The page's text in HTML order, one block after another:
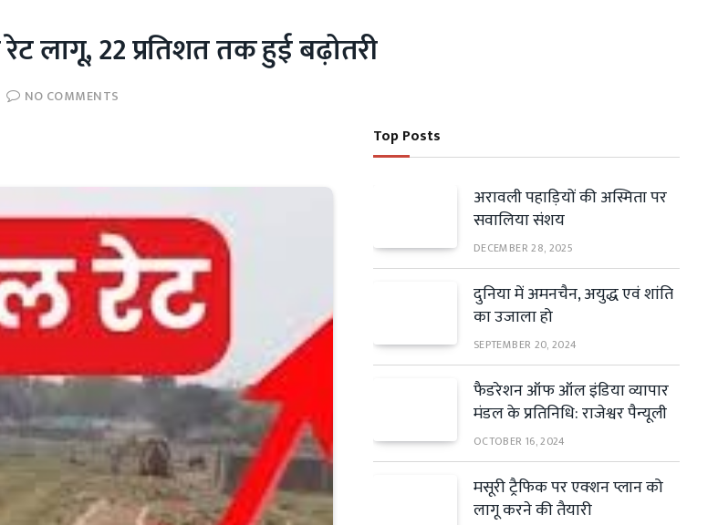
लागू, 22 प्रतिशत तक हुई बढ़ोतरी
NO COMMENTS
Top Posts
अरावली पहाड़ियों की अस्मिता पर
सवालिया संशय
DECEMBER 28, 2025
दुनिया में अमनचैन, अयुद्ध एवं शांति
का उजाला हो
SEPTEMBER 20, 2024
फैडरेशन ऑफ ऑल इंडिया व्यापार
मंडल के प्रतिनिधि: राजेश्वर पैन्यूली
OCTOBER 16, 2024
मसूरी ट्रैफिक पर एक्शन प्लान को
लागू करने की तैयारी